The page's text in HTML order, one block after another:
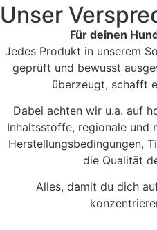
Unser
Für deinen
Jedes Produkt in unserem
geprüft und bewusst
überzeugt, schafft
Dabei achten wir u.a. auf
Inhaltsstoffe, regionale und
Herstellungsbedingungen,
die Qualität
Alles, damit du dich